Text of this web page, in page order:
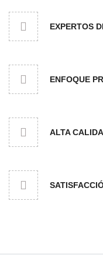
EXPERTOS
ENFOQUE
ALTA